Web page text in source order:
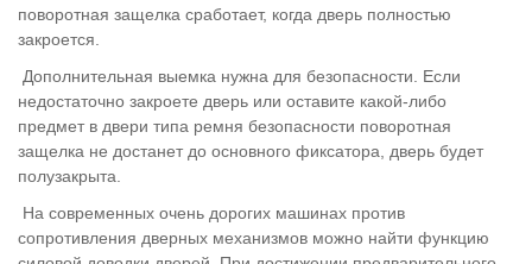
поворотная защелка сработает, когда дверь полностью
закроется.
Дополнительная выемка нужна для безопасности. Если
недостаточно закроете дверь или оставите какой-либо
предмет в двери типа ремня безопасности поворотная
защелка не достанет до основного фиксатора, дверь будет
полузакрыта.
На современных очень дорогих машинах против
сопротивления дверных механизмов можно найти функцию